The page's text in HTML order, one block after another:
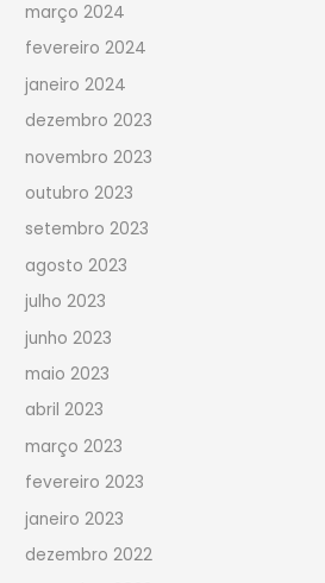
março 2024
fevereiro 2024
janeiro 2024
dezembro 2023
novembro 2023
outubro 2023
setembro 2023
agosto 2023
julho 2023
junho 2023
maio 2023
abril 2023
março 2023
fevereiro 2023
janeiro 2023
dezembro 2022